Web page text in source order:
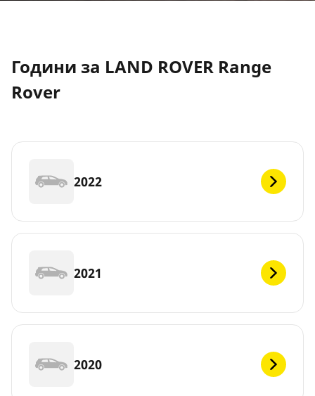
Години за LAND ROVER Range
Rover
2022
2021
2020